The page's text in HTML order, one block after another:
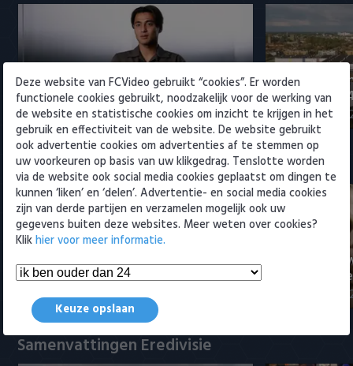
Sano aan het woord na PSV-
transfer: 'PSV is een topclub'
8 augustus 2026 14:10
Excelsior 0-
7 augustus
Eredivisie
Sano aan het woord na PSV-
transfer: 'PSV is een topclub'
8 augustus 2026 14:10
Excelsior
8 augustus
Samenvattingen Eredivisie
Deze website van FCVideo gebruikt “cookies”. Er worden
functionele cookies gebruikt, noodzakelijk voor de werking van
de website en statistische cookies om inzicht te krijgen in het
gebruik en effectiviteit van de website. De website gebruikt
ook advertentie cookies om advertenties af te stemmen op
uw voorkeuren op basis van uw klikgedrag. Tenslotte worden
via de website ook social media cookies geplaatst om dingen te
kunnen ‘liken’ en ‘delen’. Advertentie- en social media cookies
zijn van derde partijen en verzamelen mogelijk ook uw
gegevens buiten deze websites. Meer weten over cookies?
Klikhier voor meer informatie.
Keuze opslaan